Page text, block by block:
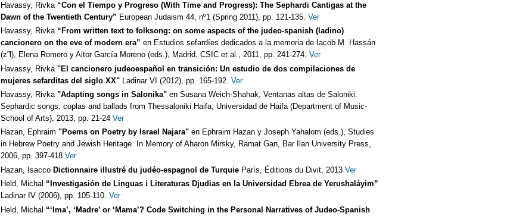
Havassy, Rivka “Con el Tiempo y Progreso (With Time and Progress): The Sephardi Cantigas at the
Dawn of the Twentieth Century” European Judaism 44, nº1 (Spring 2011), pp. 121-135. Ver
Havassy, Rivka “From written text to folksong: on some aspects of the judeo-spanish (ladino)
cancionero on the eve of modern era” en Estudios sefardíes dedicados a la memoria de Iacob M. Hassán
(z”l), Elena Romero y Aitor García Moreno (eds.), Madrid, CSIC et al., 2011, pp. 241-274. Ver
Havassy, Rivka"El cancionero judeoespañol en transición: Un estudio de dos compilaciones de
mujeres sefarditas del siglo XX" Ladinar VI (2012), pp. 165-192. Ver
Havassy, Rivka "Adapting songs in Salonika" en Susana Weich-Shahak, Ventanas altas de Saloniki.
Sephardic songs, coplas and ballads from Thessaloniki Haifa, Universidad de Haifa (Department of Music-
School of Arts), 2013, pp. 21-24Ver
Hazan, Ephraim"Poems on Poetry by Israel Najara"en Ephraim Hazan y Joseph Yahalom (eds.), Studies
in Hebrew Poetry and Jewish Heritage. In Memory of Aharon Mirsky, Ramat Gan, Bar Ilan University Press,
2006, pp. 397-418Ver
Hazan, Isacco Dictionnaire illustré du judéo-espagnol de Turquie París, Éditions du Divit, 2013 Ver
Held, Michal “Investigasión de Linguas i Literaturas Djudias en la Universidad Ebrea de Yerushaláyim”
Ladinar IV (2006), pp. 105-110. Ver
Held, Michal “‘Ima’, ‘Madre’ or ‘Mama’? Code Switching in the Personal Narratives of Judeo-Spanish